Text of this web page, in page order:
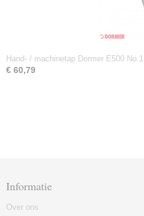
Hand- / machinetap Dormer E500 No.1
€ 60,79
Informatie
Over ons